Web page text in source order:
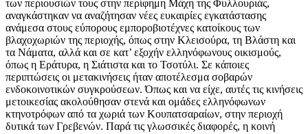
των περιουσιών τους στην περίφημη Μάχη της Φυλλουριάς,
αναγκάστηκαν να αναζήτησαν νέες ευκαιρίες εγκατάστασης
ανάμεσα στους εύπορους εμποροβιοτέχνες κατοίκους των
βλαχοχωριών της περιοχής, όπως στην Κλεισούρα, τη Βλάστη και
τα Νάματα, αλλά και σε κατ’ εξοχήν ελληνόφωνους οικισμούς,
όπως η Εράτυρα, η Σιάτιστα και το Τσοτύλι. Σε κάποιες
περιπτώσεις οι μετακινήσεις ήταν αποτέλεσμα σοβαρών
ενδοκοινοτικών συγκρούσεων. Όπως και να είχε, αυτές τις κινήσεις
μετοικεσίας ακολούθησαν στενά και ομάδες ελληνόφωνων
κτηνοτρόφων από τα χωριά των Κουπατσαραίων, στην περιοχή
δυτικά των Γρεβενών. Παρά τις γλωσσικές διαφορές, η κοινή